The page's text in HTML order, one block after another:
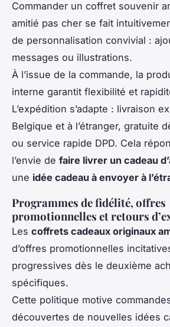
Commander un coffret souvenir
amitié pas cher se fait
de personnalisation convivial :
messages ou illustrations.
À l’issue de la commande, la
interne garantit flexibilité et
L’expédition s’adapte : livraison
Belgique et à l’étranger, gratuite
ou service rapide DPD. Cela
l’envie de faire livrer un cadeau
une idée cadeau à envoyer à
Programmes de fidélité, offres
promotionnelles et retours
Les coffrets cadeaux originaux
d’offres promotionnelles
progressives dès le deuxième
spécifiques.
Cette politique motive
découvertes de nouvelles idées